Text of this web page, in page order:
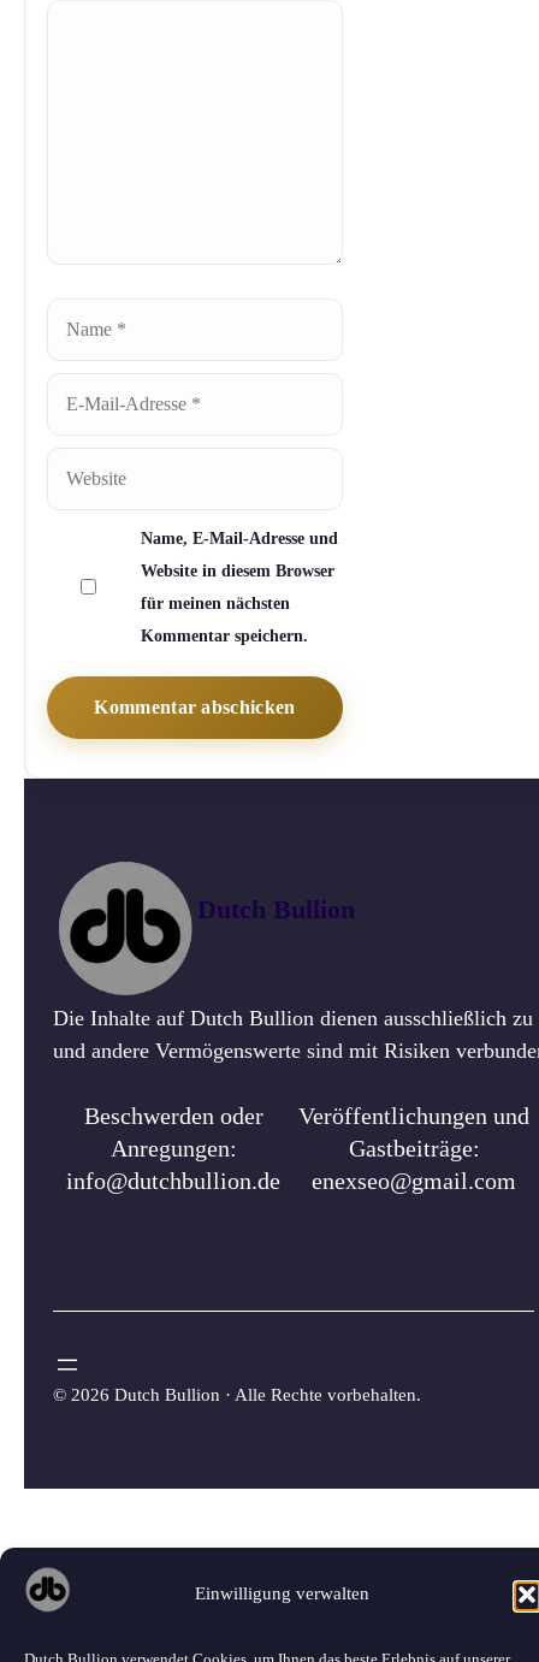
Einwilligung verwalten
Dutch Bullion verwendet Cookies, um Ihnen das beste Erlebnis auf unserer
Adresse
Name, E-Mail-Adresse und
Website in diesem Browser
für meinen nächsten
Kommentar speichern.
Dutch Bullion
Die Inhalte auf Dutch Bullion dienen ausschließlich
und andere Vermögenswerte sind mit Risiken
Beschwerden oder
Anregungen:
info@dutchbullion.de
Veröffentlichungen und
Gastbeiträge:
enexseo@gmail.com
© 2026 Dutch Bullion · Alle Rechte vorbehalten.